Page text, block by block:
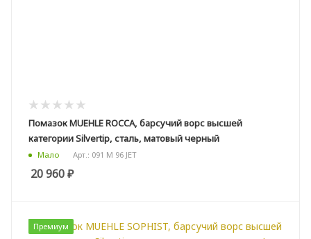
Помазок MUEHLE ROCCA, барсучий ворс высшей
категории Silvertip, сталь, матовый черный
Мало Арт.: 091 M 96 JET
20 960₽
Премиум